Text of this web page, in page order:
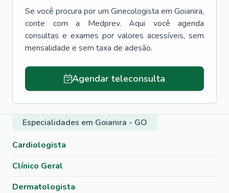
Se você procura por um Ginecologista em Goianira,
conte com a Medprev. Aqui você agenda
consultas e exames por valores acessíveis, sem
mensalidade e sem taxa de adesão.
Agendar teleconsulta
Especialidades em Goianira - GO
Cardiologista
Clínico Geral
Dermatologista